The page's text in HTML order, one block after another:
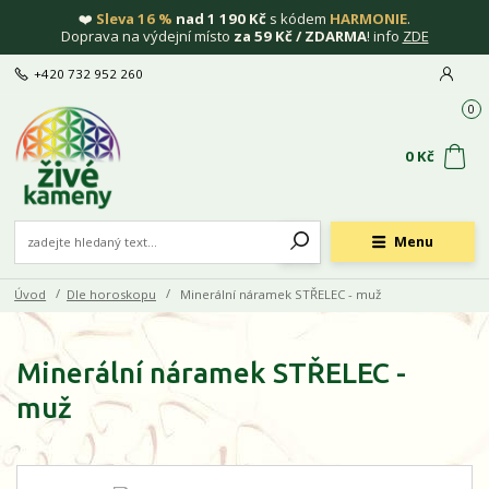
❤️ Sleva 16 % nad 1 190 Kč s kódem HARMONIE.
Doprava na výdejní místo za 59 Kč / ZDARMA! info ZDE
Menu
+420 732 952 260
0
0 Kč
Úvod Dle horoskopu Minerální náramek STŘELEC - muž
Minerální náramek STŘELEC -
muž